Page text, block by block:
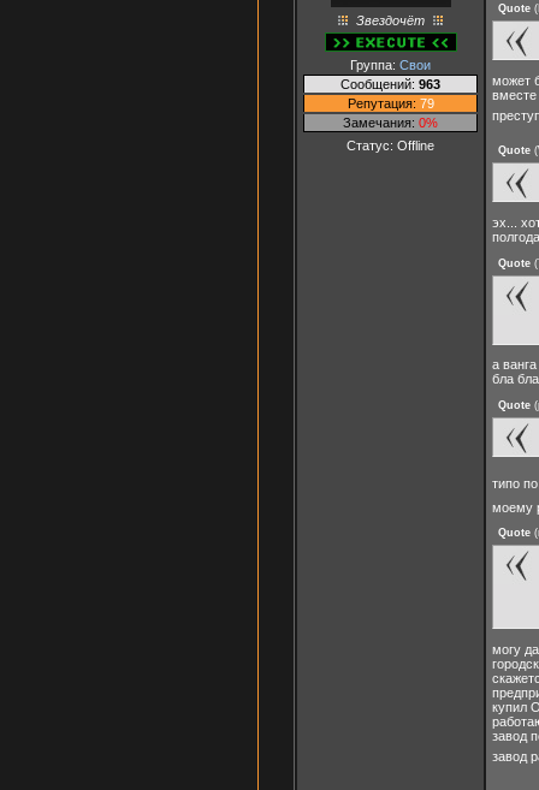
Звездочёт
Группа: Свои
Сообщений: 963
Репутация: 79
Замечания: 0%
Статус: Offline
Quote (
может
Quote (
эх...
Quote (
а
бла
Quote (
типо
моему
Quote (
могу
купил
завод
завод